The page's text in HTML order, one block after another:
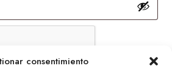
consentimiento